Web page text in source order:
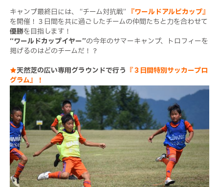
キャンプ最終日には、 “チーム対抗戦” 『ワールドアルビカップ』
を開催！３日間を共に過ごしたチームの仲間たちと力を合わせて
優勝を目指します！
“ワールドカップイヤー”の今年のサマーキャンプ、トロフィーを
掲げるのはどのチームだ！？
★天然芝の広い専用グラウンドで行う 『３日間特別サッカープロ
グラム』！